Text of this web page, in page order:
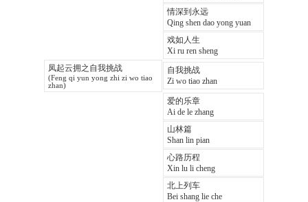
情深到永远
Qing shen dao yong yuan
戏如人生
Xi ru ren sheng
凤起云拥之自我挑战
(Feng qi yun yong zhi zi wo tiao
zhan)
自我挑战
Zi wo tiao zhan
爱的乐章
Ai de le zhang
山林篇
Shan lin pian
心路历程
Xin lu li cheng
北上列车
Bei shang lie che